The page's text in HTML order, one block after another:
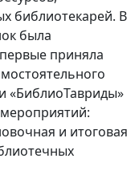
библиотекарей. В
была
приняла
«БиблиоТавриды»
и итоговая